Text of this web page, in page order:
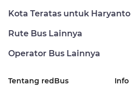
Kota Teratas untuk Haryanto
Rute Bus Lainnya
Operator Bus Lainnya
Tentang redBus Info